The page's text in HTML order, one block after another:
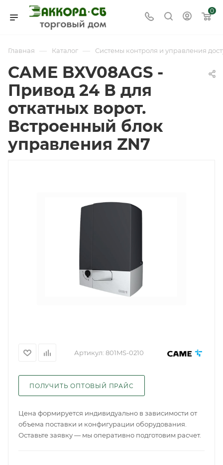
0
Главная — Каталог — Системы контроля и управления
CAME BXV08AGS -
Привод 24 В для
откатных ворот.
Встроенный блок
управления ZN7
Артикул: 801MS-0210
ПОЛУЧИТЬ ОПТОВЫЙ ПРАЙС
Цена формируется индивидуально в зависимости от
объема поставки и конфигурации оборудования.
Оставьте заявку — мы оперативно подготовим расчет.